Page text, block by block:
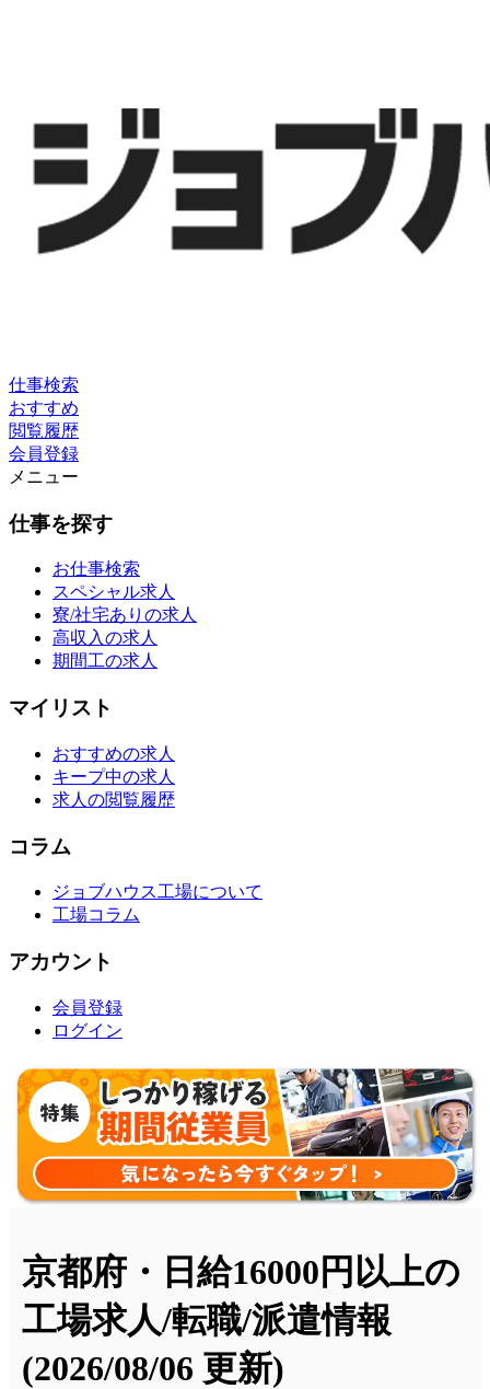
仕事検索
おすすめ
閲覧履歴
会員登録
メニュー
仕事を探す
お仕事検索
スペシャル求人
寮/社宅ありの求人
高収入の求人
期間工の求人
マイリスト
おすすめの求人
キープ中の求人
求人の閲覧履歴
コラム
ジョブハウス工場について
工場コラム
アカウント
会員登録
ログイン
京都府・日給16000円以上の
工場求人/転職/派遣情報
(2026/08/06 更新)